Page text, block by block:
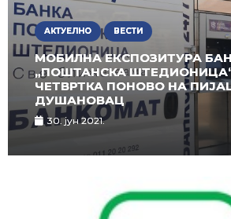
АКТУЕЛНО ВЕСТИ
МОБИЛНА ЕКСПОЗИТУРА
„ПОШТАНСКА
ЧЕТВРТКА ПОНОВО НА
ДУШАНОВАЦ
30. јун 2021.